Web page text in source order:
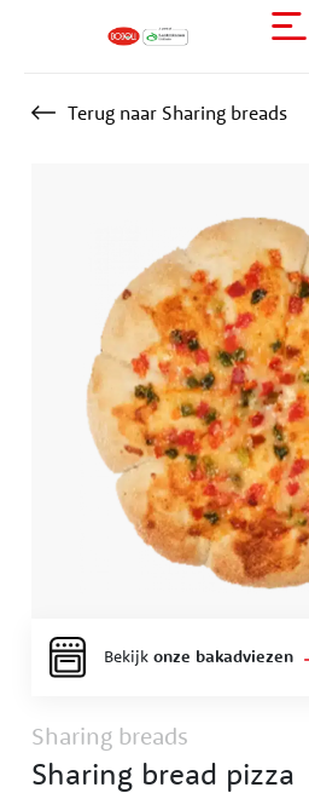
Terug naar Sharing breads
Bekijkonze bakadviezen
Sharing breads
Sharing bread pizza